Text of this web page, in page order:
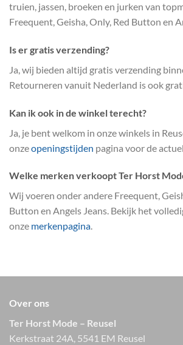
truien, jassen, broeken en jurken van
Freequent, Geisha, Only, Red Button en
Is er gratis verzending?
Ja, wij bieden altijd gratis verzending
Retourneren vanuit Nederland is ook
Kan ik ook in de winkel terecht?
Ja, je bent welkom in onze winkels in
onzeopeningstijden pagina voor de
Welke merken verkoopt Ter Horst
Wij voeren onder andere Freequent,
Button en Angels Jeans. Bekijk het
onze merkenpagina.
Over ons
Ter Horst Mode – Reusel
Kerkstraat 24A, 5541 EM Reusel